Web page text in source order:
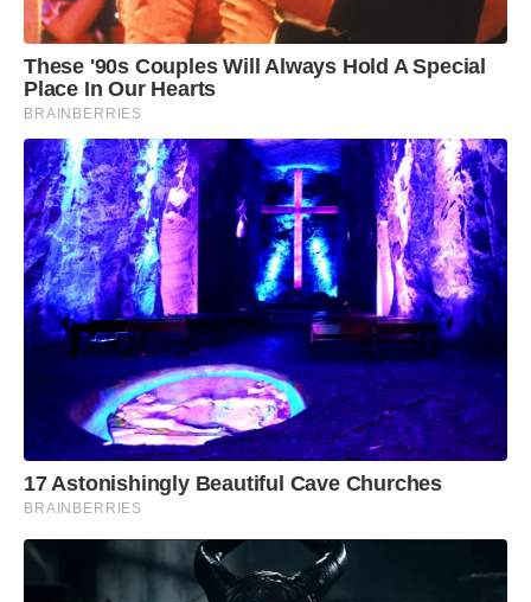
These '90s Couples Will Always Hold A Special
Place In Our Hearts
BRAINBERRIES
17 Astonishingly Beautiful Cave Churches
BRAINBERRIES